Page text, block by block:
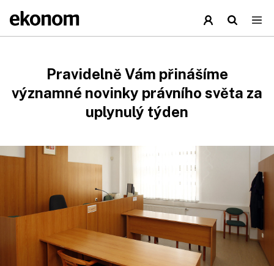
Pravidelně Vám přinášíme
významné novinky právního světa za
uplynulý týden